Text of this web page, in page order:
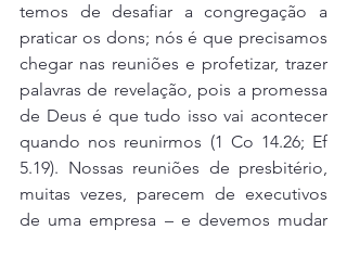
temos de desafiar a congregação a
praticar os dons; nós é que precisamos
chegar nas reuniões e profetizar, trazer
palavras de revelação, pois a promessa
de Deus é que tudo isso vai acontecer
quando nos reunirmos (1 Co 14.26; Ef
5.19). Nossas reuniões de presbitério,
muitas vezes, parecem de executivos
de uma empresa – e devemos mudar